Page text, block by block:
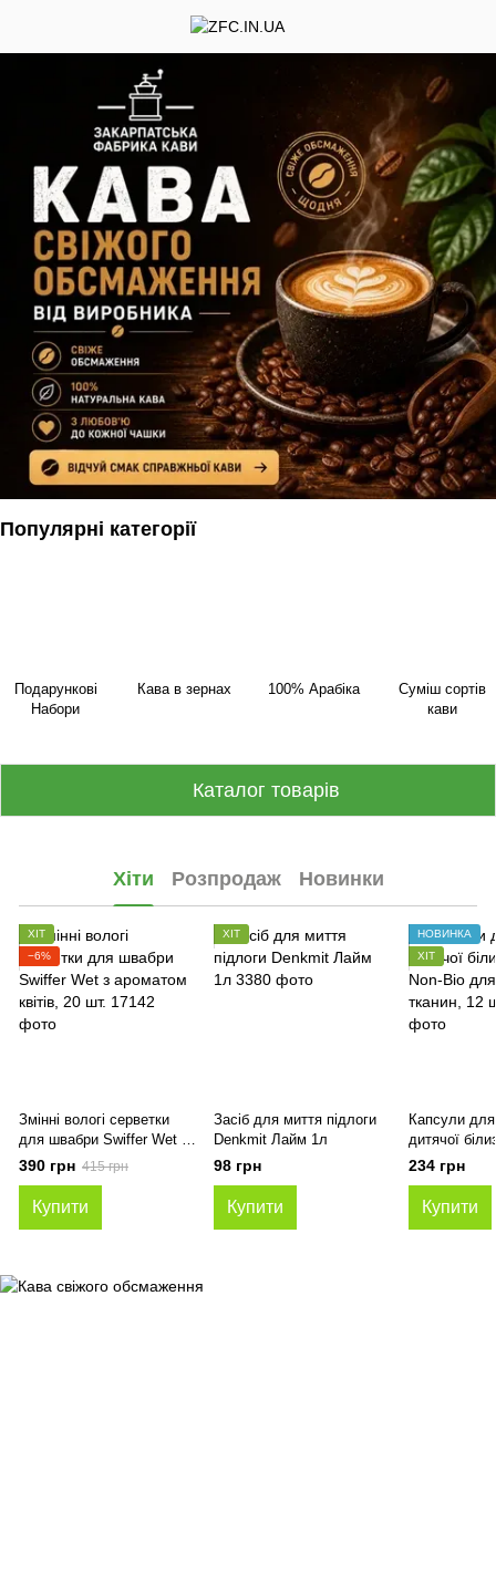
Популярні категорії
Подарункові
Набори
Кава в зернах 100% Арабіка
Суміш сортів
кави
Каталог товарів
Хіти Розпродаж Новинки
ХІТ
−6%
Змінні вологі серветки
для швабри Swiffer Wet з
ароматом квітів, 20 шт.
390 грн 415 грн
Купити
ХІТ
Засіб для миття підлоги
Denkmit Лайм 1л
98 грн
Купити
НОВИНКА
ХІТ
Капсули
дитячої
Bio для всіх
234 грн
Купити